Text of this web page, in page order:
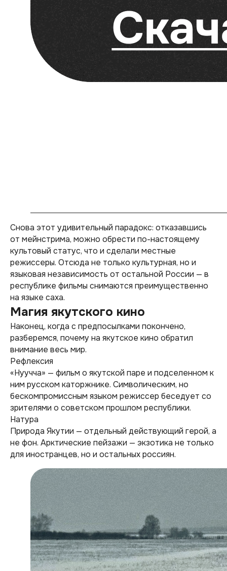
Снова этот удивительный парадокс: отказавшись
от мейнстрима, можно обрести по-настоящему
культовый статус, что и сделали местные
режиссеры. Отсюда не только культурная, но и
языковая независимость от остальной России — в
республике фильмы снимаются преимущественно
на языке саха.
Магия якутского кино
Наконец, когда с предпосылками покончено,
разберемся, почему на якутское кино обратил
внимание весь мир.
Рефлексия
«Нуучча» — фильм о якутской паре и подселенном к
ним русском каторжнике. Символическим, но
бескомпромиссным языком режиссер беседует со
зрителями о советском прошлом республики.
Натура
Природа Якутии — отдельный действующий герой, а
не фон. Арктические пейзажи — экзотика не только
для иностранцев, но и остальных россиян.